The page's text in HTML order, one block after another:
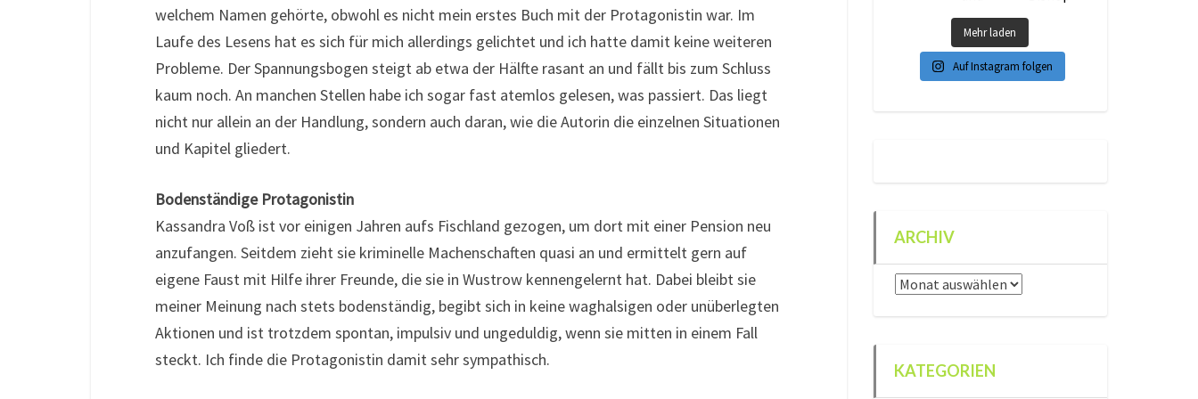
welchem Namen gehörte, obwohl es nicht mein erstes Buch mit der Protagonistin war. Im
Laufe des Lesens hat es sich für mich allerdings gelichtet und ich hatte damit keine weiteren
Probleme. Der Spannungsbogen steigt ab etwa der Hälfte rasant an und fällt bis zum Schluss
kaum noch. An manchen Stellen habe ich sogar fast atemlos gelesen, was passiert. Das liegt
nicht nur allein an der Handlung, sondern auch daran, wie die Autorin die einzelnen Situationen
und Kapitel gliedert.
Bodenständige Protagonistin
Kassandra Voß ist vor einigen Jahren aufs Fischland gezogen, um dort mit einer Pension neu
anzufangen. Seitdem zieht sie kriminelle Machenschaften quasi an und ermittelt gern auf
eigene Faust mit Hilfe ihrer Freunde, die sie in Wustrow kennengelernt hat. Dabei bleibt sie
meiner Meinung nach stets bodenständig, begibt sich in keine waghalsigen oder unüberlegten
Aktionen und ist trotzdem spontan, impulsiv und ungeduldig, wenn sie mitten in einem Fall
steckt. Ich finde die Protagonistin damit sehr sympathisch.
Mehr laden
Auf Instagram folgen
ARCHIV
Archiv
KATEGORIEN